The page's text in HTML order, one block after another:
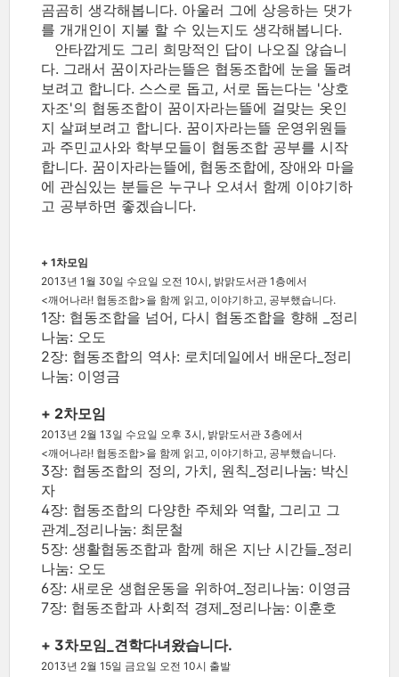
곰곰히 생각해봅니다. 아울러 그에 상응하는 댓가
를 개개인이 지불 할 수 있는지도 생각해봅니다.
안타깝게도 그리 희망적인 답이 나오질 않습니
다. 그래서 꿈이자라는뜰은 협동조합에 눈을 돌려
보려고 합니다. 스스로 돕고, 서로 돕는다는 '상호
자조'의 협동조합이 꿈이자라는뜰에 걸맞는 옷인
지 살펴보려고 합니다. 꿈이자라는뜰 운영위원들
과 주민교사와 학부모들이 협동조합 공부를 시작
합니다. 꿈이자라는뜰에, 협동조합에, 장애와 마을
에 관심있는 분들은 누구나 오셔서 함께 이야기하
고 공부하면 좋겠습니다.
+ 1차모임
2013년 1월 30일 수요일 오전 10시, 밝맑도서관 1층에서
<깨어나라! 협동조합>을 함께 읽고, 이야기하고, 공부했습니다.
1장: 협동조합을 넘어, 다시 협동조합을 향해 _정리
나눔: 오도
2장: 협동조합의 역사: 로치데일에서 배운다_정리
나눔: 이영금
+ 2차모임
2013년 2월 13일 수요일 오후 3시, 밝맑도서관 3층에서
<깨어나라! 협동조합>을 함께 읽고, 이야기하고, 공부했습니다.
3장: 협동조합의 정의, 가치, 원칙_정리나눔: 박신
자
4장: 협동조합의 다양한 주체와 역할, 그리고 그
관계_정리나눔: 최문철
5장: 생활협동조합과 함께 해온 지난 시간들_정리
나눔: 오도
6장: 새로운 생협운동을 위하여_정리나눔: 이영금
7장: 협동조합과 사회적 경제_정리나눔: 이훈호
+ 3차모임_견학다녀왔습니다.
2013년 2월 15일 금요일 오전 10시 출발